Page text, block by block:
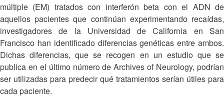
múltiple (EM) tratados con interferón beta con el ADN de
aquellos pacientes que continúan experimentando recaídas,
investigadores de la Universidad de California en San
Francisco han identificado diferencias genéticas entre ambos.
Dichas diferencias, que se recogen en un estudio que se
publica en el último número de Archives of Neurology, podrían
ser utilizadas para predecir qué tratamientos serían útiles para
cada paciente.